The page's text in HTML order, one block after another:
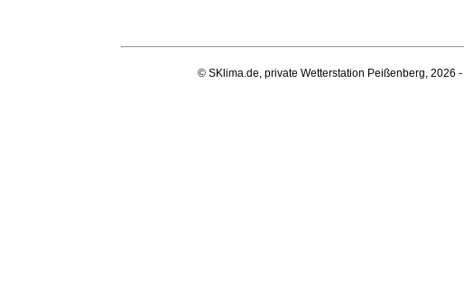
© SKlima.de, private Wetterstation Peißenberg, 2026 -